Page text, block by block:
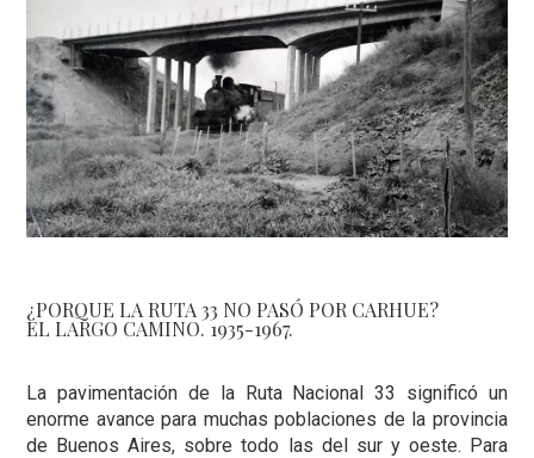
¿PORQUE LA RUTA 33 NO PASÓ POR CARHUE?
EL LARGO CAMINO. 1935-1967.
La pavimentación de la Ruta Nacional 33 significó un
enorme avance para muchas poblaciones de la provincia
de Buenos Aires, sobre todo las del sur y oeste. Para